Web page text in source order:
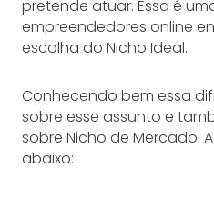
pretende atuar. Essa é
empreendedores online
escolha do Nicho Ideal.
Conhecendo bem essa
sobre esse assunto e
sobre Nicho de Mercado.
abaixo: